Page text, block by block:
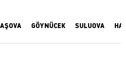
GÖYNÜCEK SULUOVA